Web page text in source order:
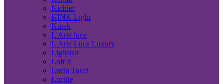
Kichler
KINK Light
Kutek
L'Arte luce
L'Arte Luce Luxury
Lightstar
Loft It
Lucia Tucci
Lucide